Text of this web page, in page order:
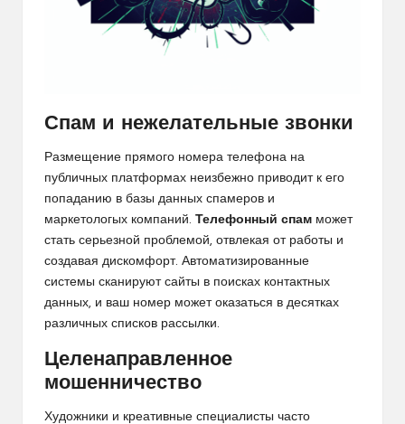
Спам и нежелательные звонки
Размещение прямого номера телефона на
публичных платформах неизбежно приводит к его
попаданию в базы данных спамеров и
маркетологых компаний. Телефонный спам может
стать серьезной проблемой, отвлекая от работы и
создавая дискомфорт. Автоматизированные
системы сканируют сайты в поисках контактных
данных, и ваш номер может оказаться в десятках
различных списков рассылки.
Целенаправленное
мошенничество
Художники и креативные специалисты часто